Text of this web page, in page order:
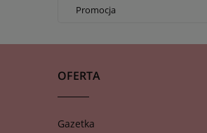
Promocja
OFERTA
Gazetka